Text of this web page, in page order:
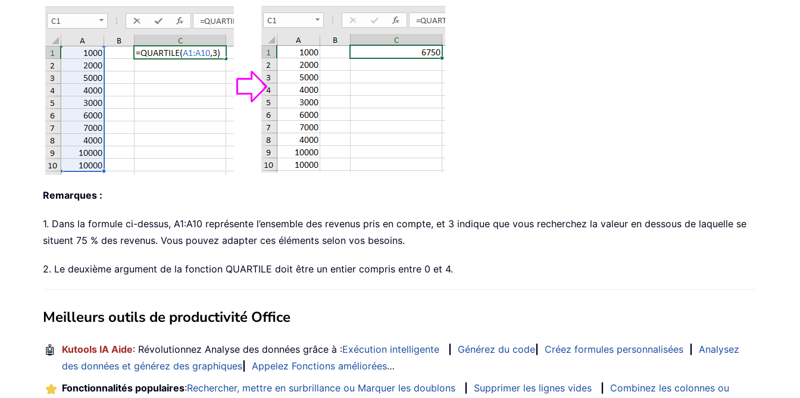
Remarques :
1. Dans la formule ci-dessus, A1:A10 représente l’ensemble des revenus pris en compte, et 3 indique que vous recherchez la valeur en dessous de laquelle se
situent 75 % des revenus. Vous pouvez adapter ces éléments selon vos besoins.
2. Le deuxième argument de la fonction QUARTILE doit être un entier compris entre 0 et 4.
Meilleurs outils de productivité Office
🤖 Kutools IA Aide: Révolutionnez Analyse des données grâce à :Exécution intelligente Générez du code Créez formules personnalisées
Analysez
des données et générez des graphiques
Appelez Fonctions améliorées…
Fonctionnalités populaires:Rechercher, mettre en surbrillance ou Marquer les doublons Supprimer les lignes vides
Combinez les colonnes ou